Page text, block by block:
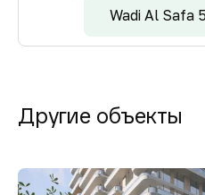
Wadi Al Safa
Другие объекты